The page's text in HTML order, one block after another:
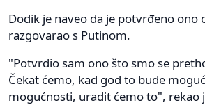
Dodik je naveo da je potvrđeno ono
razgovarao s Putinom.
"Potvrdio sam ono što smo se
Čekat ćemo, kad god to bude
mogućnosti, uradit ćemo to", rekao